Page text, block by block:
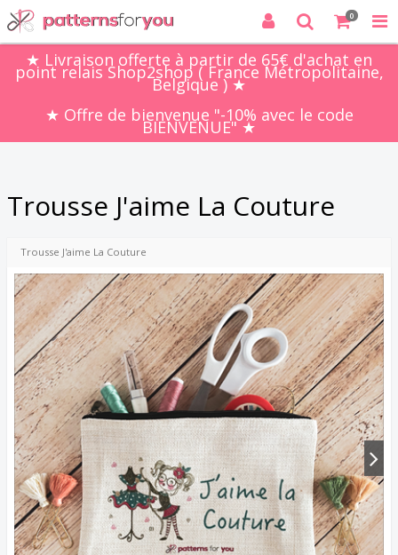
★ Livraison offerte à partir de 65€ d'achat en
point relais Shop2shop ( France Métropolitaine,
Belgique ) ★
★ Offre de bienvenue "-10% avec le code
BIENVENUE" ★
0
Trousse J'aime La Couture
Trousse J'aime La Couture